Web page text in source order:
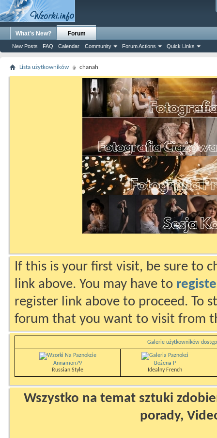
What's New? Forum
New Posts FAQ Calendar Community Forum Actions Quick Links
Lista użytkowników chanah
If this is your first visit, be sure to
link above. You may have to
register link above to proceed. To
forum that you want to visit from
Galerie użytkowników
Annamon79
Russian Style
Bożena P
Idealny French
Wszystko na temat sztuki
porady,